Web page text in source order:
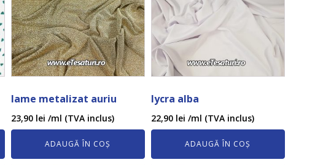
lame metalizat auriu
23,90 lei /ml (TVA inclus)
ADAUGĂ ÎN COȘ
lycra alba
22,90 lei /ml (TVA inclus)
ADAUGĂ ÎN COȘ